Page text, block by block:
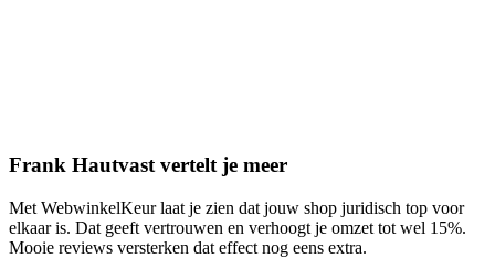
Frank Hautvast vertelt je meer
Met WebwinkelKeur laat je zien dat jouw shop juridisch top voor
elkaar is. Dat geeft vertrouwen en verhoogt je omzet tot wel 15%.
Mooie reviews versterken dat effect nog eens extra.